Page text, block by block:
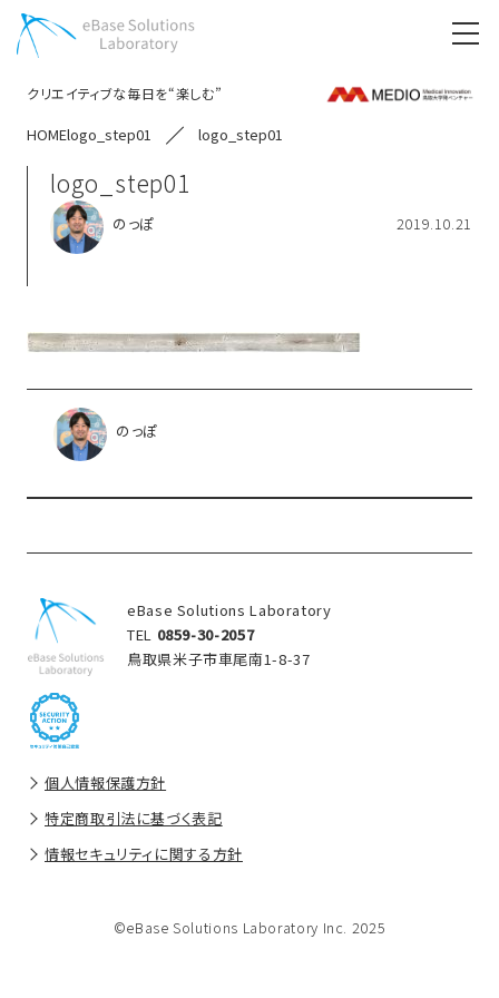
クリエイティブな毎日を“楽しむ”
HOMElogo_step01 logo_step01
logo_step01
のっぽ 2019.10.21
のっぽ
eBase Solutions Laboratory
TEL 0859-30-2057
鳥取県米子市車尾南1-8-37
個人情報保護方針
特定商取引法に基づく表記
情報セキュリティに関する方針
©eBase Solutions Laboratory Inc. 2025